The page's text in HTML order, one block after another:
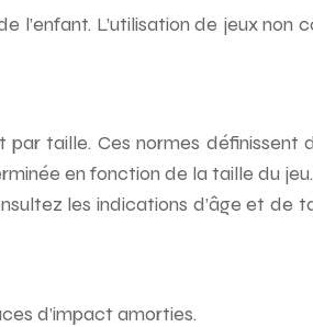
L’utilisation de jeux non
taille. Ces normes
en fonction de la taille du
les indications d’âge et de
d’impact amorties.